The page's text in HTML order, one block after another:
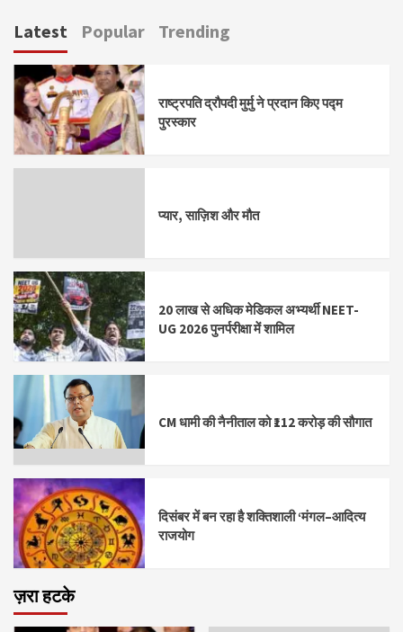
Latest Popular Trending
राष्ट्रपति द्रौपदी मुर्मु ने प्रदान किए पद्म
पुरस्कार
प्यार, साज़िश और मौत
20 लाख से अधिक मेडिकल अभ्यर्थी NEET-
UG 2026 पुनर्परीक्षा में शामिल
CM धामी की नैनीताल को ₹112 करोड़ की सौगात
दिसंबर में बन रहा है शक्तिशाली ‘मंगल–आदित्य
राजयोग
ज़रा हटके